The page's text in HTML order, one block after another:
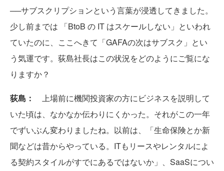
──サブスクリプションという言葉が浸透してきました。
少し前までは 「BtoB の IT はスケールしない」といわれ
ていたのに、ここへきて「GAFAの次はサブスク」とい
う気運です。荻島社長はこの状況をどのようにご覧にな
りますか？
荻島：
上場前に機関投資家の方にビジネスを説明して
いた頃は、なかなか伝わりにくかった。それがこの一年
でずいぶん変わりましたね。以前は、「生命保険とか新
聞などは昔からやっている。ITもリースやレンタルによ
る契約スタイルがすでにあるではないか」、SaaSについ